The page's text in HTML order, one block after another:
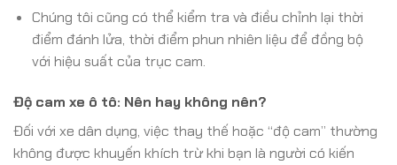
Chúng tôi cũng có thể kiểm tra và điều chỉnh lại thời
điểm đánh lửa, thời điểm phun nhiên liệu để đồng bộ
với hiệu suất của trục cam.
Độ cam xe ô tô: Nên hay không nên?
Đối với xe dân dụng, việc thay thế hoặc “độ cam” thường
không được khuyến khích trừ khi bạn là người có kiến